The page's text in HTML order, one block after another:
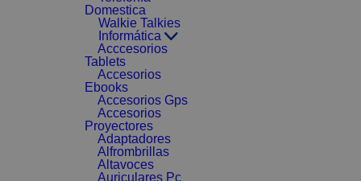
Domestica
Walkie Talkies
Informática
Acccesorios
Tablets
Accesorios
Ebooks
Accesorios Gps
Accesorios
Proyectores
Adaptadores
Alfrombrillas
Altavoces
Auriculares Pc